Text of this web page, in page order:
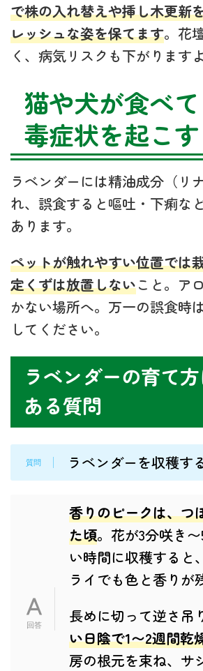
で株の入れ替えや挿し木更新
レッシュな姿を保てます。花
く、病気リスクも下がりますよ
猫や犬が食べ
毒症状を起こす
ラベンダーには精油成分（リ
れ、誤食すると嘔吐・下痢な
あります。
ペットが触れやすい位置では
定くずは放置しないこと。ア
かない場所へ。万一の誤食時
してください。
ラベンダーの育て
ある質問
ラベンダーを収穫す
香りのピークは、つ
た頃。花が3分咲き
い時間に収穫すると
ライでも色と香りが
長めに切って逆さ吊
い日陰で1〜2週間乾
房の根元を束ね、サ